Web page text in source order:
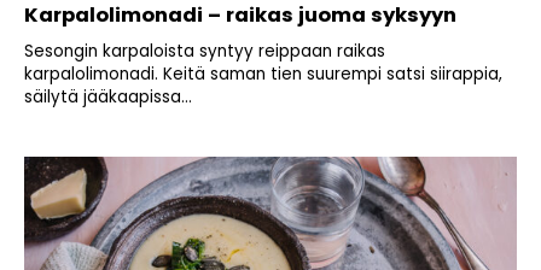
Karpalolimonadi – raikas juoma syksyyn
Sesongin karpaloista syntyy reippaan raikas
karpalolimonadi. Keitä saman tien suurempi satsi siirappia,
säilytä jääkaapissa...